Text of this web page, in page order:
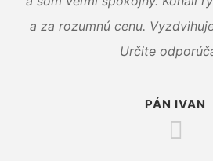
a za rozumnú cenu.
Určite
PÁN IVAN